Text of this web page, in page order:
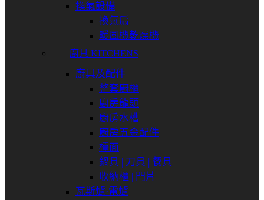
換氣設備
換氣扇
暖風機乾燥機
廚具 KITCHENS
廚具及配件
整套廚櫃
廚房龍頭
廚房水槽
廚房五金配件
檯面
鍋具 | 刀具 | 餐具
收納櫃 | 門片
瓦斯爐⋅電爐